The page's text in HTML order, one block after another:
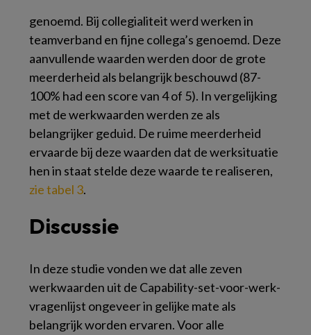
genoemd. Bij collegialiteit werd werken in
teamverband en fijne collega’s genoemd. Deze
aanvullende waarden werden door de grote
meerderheid als belangrijk beschouwd (87-
100% had een score van 4 of 5). In vergelijking
met de werkwaarden werden ze als
belangrijker geduid. De ruime meerderheid
ervaarde bij deze waarden dat de werksituatie
hen in staat stelde deze waarde te realiseren,
zie tabel 3.
Discussie
In deze studie vonden we dat alle zeven
werkwaarden uit de Capability-set-voor-werk-
vragenlijst ongeveer in gelijke mate als
belangrijk worden ervaren. Voor alle